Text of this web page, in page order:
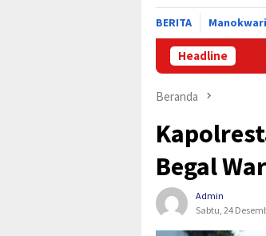
BERITA Manokwari
Headline
Beranda
Begal
Admin
Sabtu, 24